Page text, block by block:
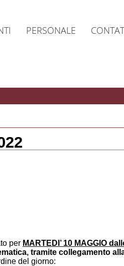
PERSONALE
per MARTEDI’ 10 MAGGIO
tramite collegamento
del giorno: